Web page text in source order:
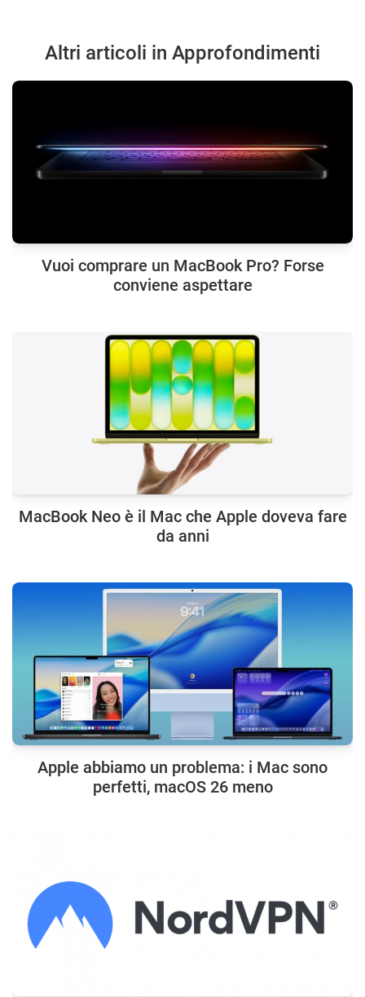
Altri articoli in Approfondimenti
Vuoi comprare un MacBook Pro? Forse
conviene aspettare
MacBook Neo è il Mac che Apple doveva fare
da anni
Apple abbiamo un problema: i Mac sono
perfetti, macOS 26 meno